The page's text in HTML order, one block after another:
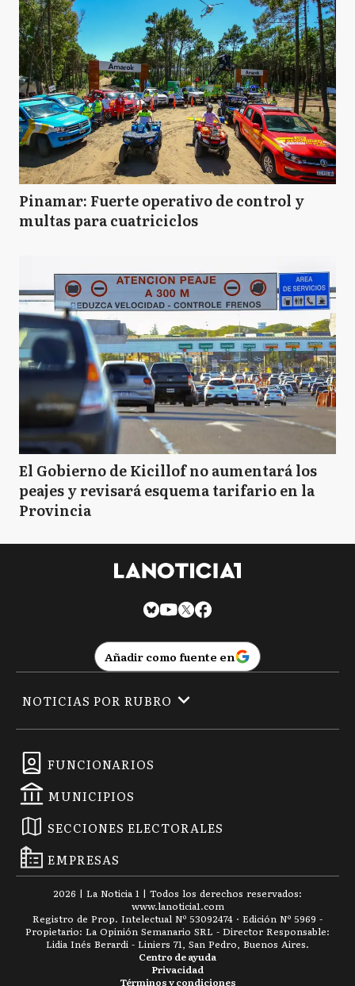
Pinamar: Fuerte operativo de control y
multas para cuatriciclos
El Gobierno de Kicillof no aumentará los
peajes y revisará esquema tarifario en la
Provincia
Añadir como fuente en
FUNCIONARIOS
MUNICIPIOS
SECCIONES ELECTORALES
EMPRESAS
NOTICIAS POR RUBRO
2026 | La Noticia 1 | Todos los derechos reservados:
www.lanoticia1.com
Registro de Prop. Intelectual Nº 53092474 · Edición Nº 5969 -
Propietario: La Opinión Semanario SRL - Director Responsable:
Lidia Inés Berardi - Liniers 71, San Pedro, Buenos Aires.
Términos y condiciones
Privacidad
Centro de ayuda